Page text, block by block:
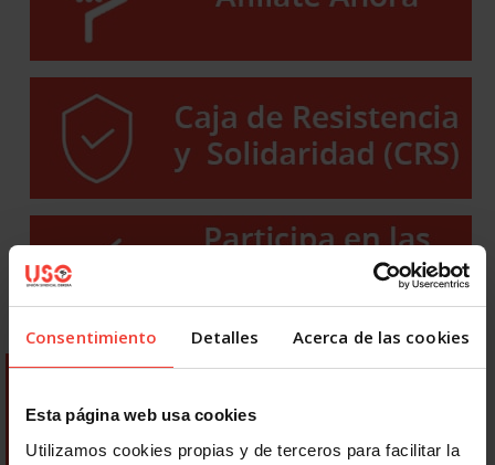
Consentimiento Detalles Acerca de las cookies
Esta página web usa cookies
Utilizamos cookies propias y de terceros para facilitar la